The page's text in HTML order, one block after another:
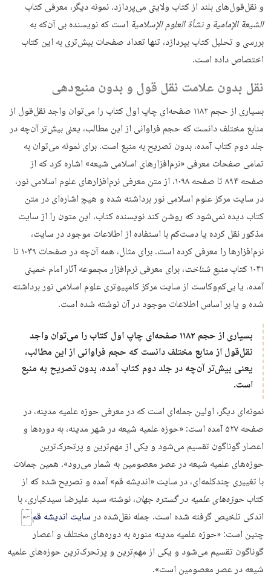
و نقل‌قول‌های بلند از کتاب ولایتی می‌پردازد. نمونه دیگر، معرفی کتاب
الشیعة الإمامیة و نشأة العلوم الإسلامیة است که نویسنده بی آن‌که به
بررسی و تحلیل کتاب بپردازد، تنها تعداد صفحات بیش‌تری به این کتاب
اختصاص داده است.
نقل بدون علامت نقل قول و بدون منبع‌دهی
بسیاری از حجم ۱۱۸۲ صفحه‌ای چاپ اول کتاب را می‌توان واجد نقل‌قول از
منابع مختلف دانست که حجم فراوانی از این مطالب، یعنی بیش‌تر آن‌چه در
جلد دوم کتاب آمده، بدون تصریح به منبع است. برای نمونه می‌توان به
تمامی صفحات معرفی «نرم‌افزارهای اسلامی شیعه» اشاره کرد که از
صفحه ۸۹۴ تا صفحه ۱۰۹۸، از متن معرفی نرم‌افزارهای علوم اسلامی نور،
در سایت مرکز علوم اسلامی نور برداشته شده و هیچ اشاره‌ای در متن
کتاب دیده نمی‌شود که روشن کند نویسنده کتاب، این متون را از سایت
مذکور نقل کرده یا دست‌کم با استفاده از اطلاعات موجود در سایت،
نرم‌افزارها را معرفی کرده است. برای مثال، همه آن‌چه در صفحات ۱۰۳۹ تا
۱۰۴۱ کتاب
منبع شناخت، برای معرفی نرم‌افزار مجموعه آثار امام خمینی
آمده، یا بی‌کم‌وکاست از سایت مرکز کامپیوتری علوم اسلامی نور برداشته
شده و یا بر اساس اطلاعات موجود در آن نوشته شده است.
بسیاری از حجم ۱۱۸۲ صفحه‌ای چاپ اول کتاب را می‌توان واجد
نقل‌قول از منابع مختلف دانست که حجم فراوانی از این مطالب،
یعنی بیش‌تر آن‌چه در جلد دوم کتاب آمده، بدون تصریح به منبع
است.
نمونه‌ای دیگر، اولین جمله‌ای است که در معرفی حوزه علمیه مدینه، در
صفحه ۵۲۷ آمده است: «حوزه علمیه شیعه در شهر مدینه، به دوره‌ها و
اعصار گوناگون تقسیم می‌شود و یکی از مهم‌ترین و پرتحرک‌ترین
حوزه‌های علمیه شیعه در عصر معصومین به شمار می‌رود». همین جملات
با تغییری چندکلمه‌ای، در سایت «اندیشه قم» آمده و تصریح شده که از
کتابحوزه‌های علمیه در گستره جهان، نوشته سید علیرضا سیدکباری، با
اندکی تلخیص گرفته شده است. جمله نقل‌شده درسایت اندیشه قم
چنین است: «حوزه علمیه مدینه منوره به دوره‌های مختلف و اعصار
گوناگون تقسیم می‌شود و یکی از مهم‌ترین و پرتحرک‌ترین حوزه‌های علمیه
شیعه در عصر معصومین است».